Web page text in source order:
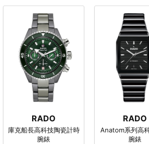
RADO
庫克船長高科技陶瓷計時
腕錶
RADO
Anatom系列高
腕錶